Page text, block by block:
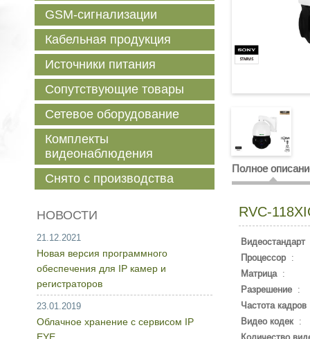
Полное
RVC-
Видеостандарт
Процессор:
Матрица:
Разрешение :
Частота кадров
Видео кодек:
GSM-сигнализации
Кабельная продукция
Источники питания
Сопутствующие товары
Сетевое оборудование
Комплекты
видеонаблюдения
Снято с производства
НОВОСТИ
21.12.2021
Новая версия программного
обеспечения для IP камер и
регистраторов
23.01.2019
Облачное хранение с сервисом IP